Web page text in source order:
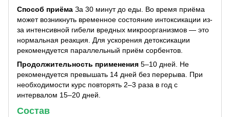
Способ приёма За 30 минут до еды. Во время приёма
может возникнуть временное состояние интоксикации из-
за интенсивной гибели вредных микроорганизмов — это
нормальная реакция. Для ускорения детоксикации
рекомендуется параллельный приём сорбентов.
Продолжительность применения 5–10 дней. Не
рекомендуется превышать 14 дней без перерыва. При
необходимости курс повторять 2–3 раза в год с
интервалом 15–20 дней.
Состав